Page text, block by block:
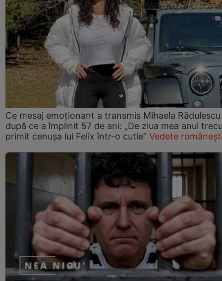
Ce mesaj emoționant a transmis Mihaela Rădulescu
după ce a împlinit 57 de ani: „De ziua mea anul
primit cenușa lui Felix într-o cutie” Vedete